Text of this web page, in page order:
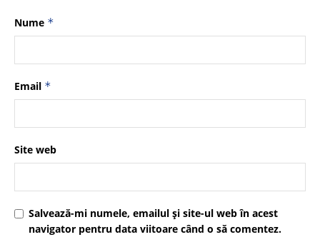
Nume *
Email *
Site web
Salvează-mi numele, emailul și site-ul web în acest
navigator pentru data viitoare când o să comentez.